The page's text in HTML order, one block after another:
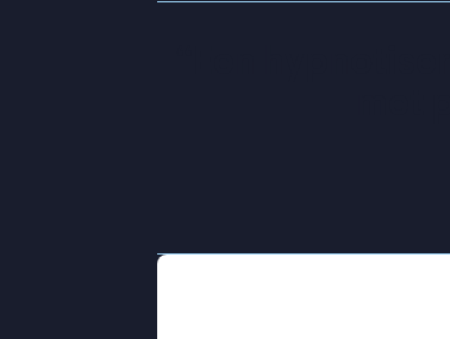
1511: Magellan landt op